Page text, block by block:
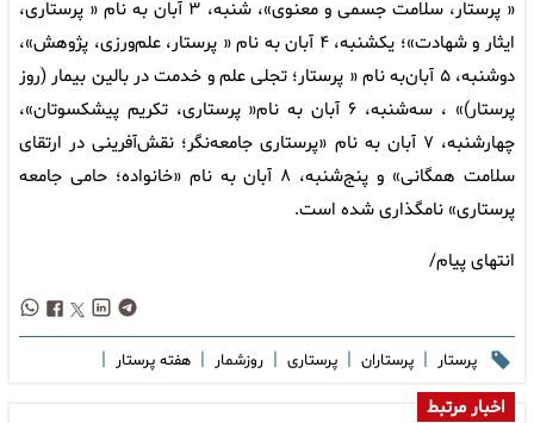
« پرستار، سلامت جسمی و معنوی»، شنبه، ۳ آبان‌ به نام « پرستاری،
ایثار و شهادت»؛ یکشنبه، ۴ آبان‌ به نام « پرستار، علم‌ورزی، پژوهش»،
دوشنبه، ۵ آبان‌به نام « پرستار؛ تجلی علم و خدمت در بالین بیمار (روز
پرستار)» ، سه‌شنبه، ۶ آبان‌ به نام« پرستاری، تکریم پیشکسوتان»،
چهارشنبه، ۷ آبان‌ به نام «پرستاری جامعه‌نگر؛ نقش‌آفرینی در ارتقای
سلامت همگانی» و پنج‌شنبه، ۸ آبان‌ به نام «خانواده؛ حامی جامعه
پرستاری» نامگذاری شده است.
انتهای پیام/
پرستار | پرستاران | پرستاری | روزشمار | هفته پرستار |
اخبار مرتبط